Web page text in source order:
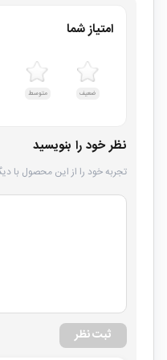
امتیاز شما
ضعیف متوسط
نظر خود را بنویسید
تجربه خود را از این محصول با
ثبت نظر